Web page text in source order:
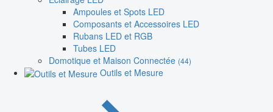
Ampoules et Spots LED
Composants et Accessoires LED
Rubans LED et RGB
Tubes LED
Domotique et Maison Connectée (44)
Outils et Mesure